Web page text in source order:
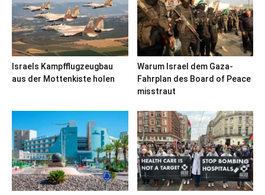
Israels Kampfflugzeugbau
aus der Mottenkiste holen
Warum Israel dem Gaza-
Fahrplan des Board of Peace
misstraut